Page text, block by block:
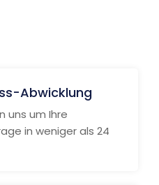
Abwicklung
uns um Ihre
in weniger als 24